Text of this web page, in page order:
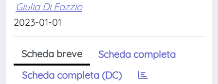
Giulia Di Fazzio
2023-01-01
Scheda breve
Scheda completa
Scheda completa (DC)